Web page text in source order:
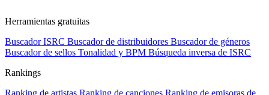
Herramientas gratuitas
Buscador ISRC Buscador de distribuidores Buscador de géneros
Buscador de sellos Tonalidad y BPM Búsqueda inversa de ISRC
Rankings
Ranking de artistas Ranking de canciones Ranking de emisoras de